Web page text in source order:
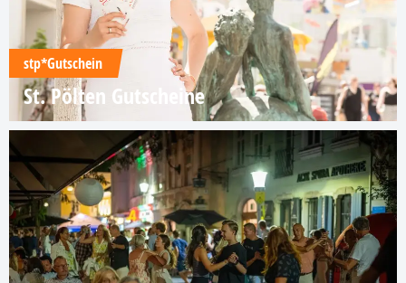
stp*Gutschein
St. Pölten Gutscheine